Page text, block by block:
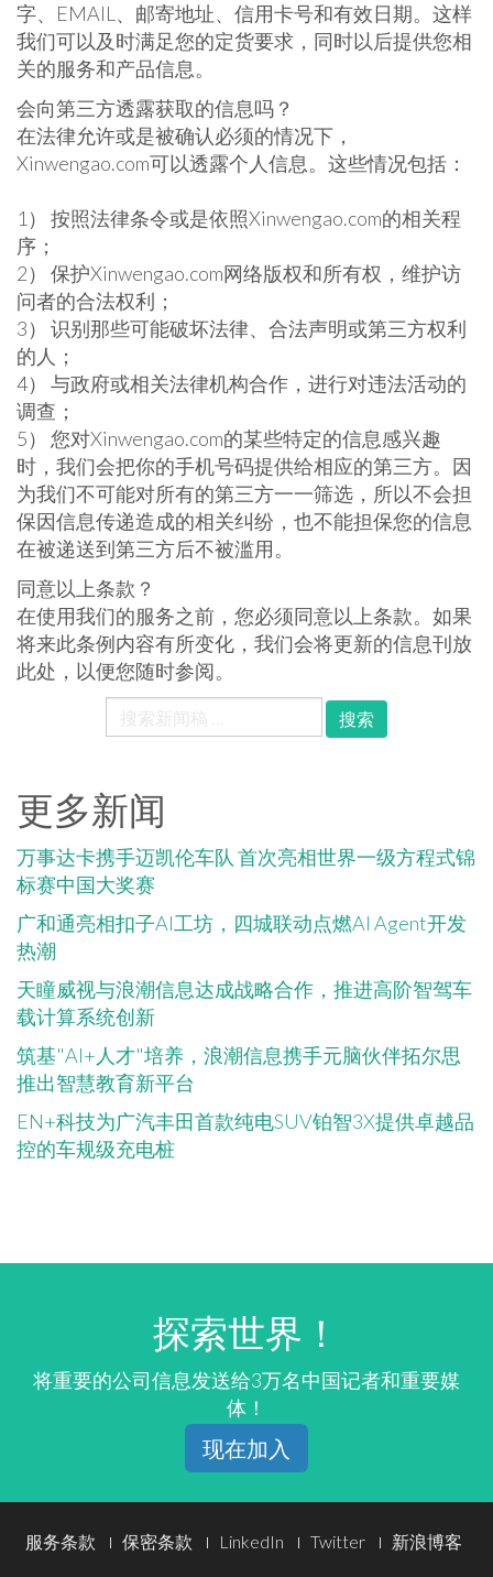
字、EMAIL、邮寄地址、信用卡号和有效日期。这样
我们可以及时满足您的定货要求，同时以后提供您相
关的服务和产品信息。
会向第三方透露获取的信息吗？
在法律允许或是被确认必须的情况下，
Xinwengao.com可以透露个人信息。这些情况包括：
1） 按照法律条令或是依照Xinwengao.com的相关程
序；
2） 保护Xinwengao.com网络版权和所有权，维护访
问者的合法权利；
3） 识别那些可能破坏法律、合法声明或第三方权利
的人；
4） 与政府或相关法律机构合作，进行对违法活动的
调查；
5） 您对Xinwengao.com的某些特定的信息感兴趣
时，我们会把你的手机号码提供给相应的第三方。因
为我们不可能对所有的第三方一一筛选，所以不会担
保因信息传递造成的相关纠纷，也不能担保您的信息
在被递送到第三方后不被滥用。
同意以上条款？
在使用我们的服务之前，您必须同意以上条款。如果
将来此条例内容有所变化，我们会将更新的信息刊放
此处，以便您随时参阅。
for:
更多新闻
万事达卡携手迈凯伦车队 首次亮相世界一级方程式锦
标赛中国大奖赛
广和通亮相扣子AI工坊，四城联动点燃AI Agent开发
热潮
天瞳威视与浪潮信息达成战略合作，推进高阶智驾车
载计算系统创新
筑基"AI+人才"培养，浪潮信息携手元脑伙伴拓尔思
推出智慧教育新平台
EN+科技为广汽丰田首款纯电SUV铂智3X提供卓越品
控的车规级充电桩
探索世界！
将重要的公司信息发送给3万名中国记者和重要媒
体！
现在加入
Footer
服务条款 保密条款 LinkedIn Twitter 新浪博客